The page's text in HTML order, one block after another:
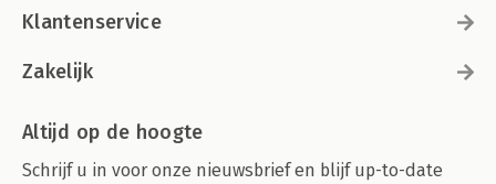
Klantenservice
Zakelijk
Altijd op de hoogte
Schrijf u in voor onze nieuwsbrief en blijf up-to-date